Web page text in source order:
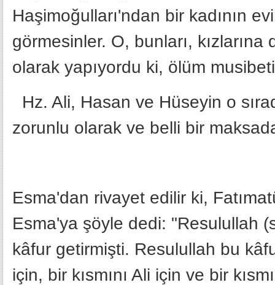
Haşimoğulları'ndan bir kadının
görmesinler. O, bunları,
olarak yapıyordu ki, ölüm
Hz. Ali, Hasan ve Hüseyin o
zorunlu olarak ve belli bir
Esma'dan rivayet edilir ki,
Esma'ya şöyle dedi: "Resulullah
kâfur getirmişti. Resulullah bu
için, bir kısmını Ali için ve bir